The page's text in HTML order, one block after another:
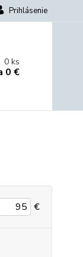
Prihlásenie
0ks
0 €
€